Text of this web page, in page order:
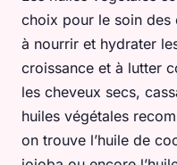
choix pour le soin des
à nourrir et hydrater
croissance et à lutter
les cheveux secs,
huiles végétales
on trouve l’huile de